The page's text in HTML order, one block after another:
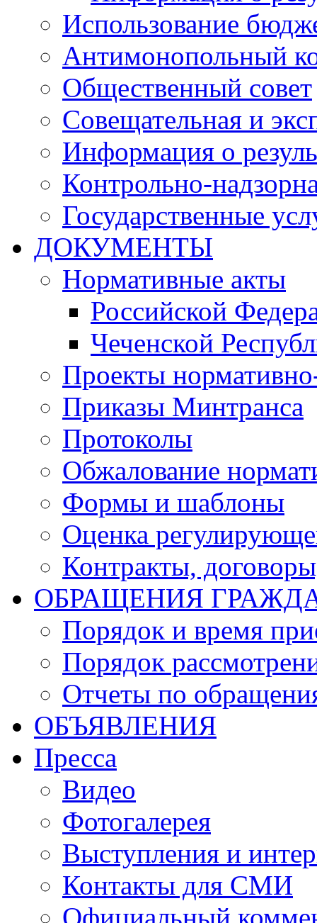
Использование
Антимонопольный
Общественный совет
Совещательная и
Информация о
Контрольно-
Государственные
ДОКУМЕНТЫ
Нормативные акты
Российской
Чеченской
Проекты
Приказы Минтранса
Протоколы
Обжалование
Формы и шаблоны
Оценка
Контракты,
ОБРАЩЕНИЯ
Порядок и время
Порядок
Отчеты по
ОБЪЯВЛЕНИЯ
Пресса
Видео
Фотогалерея
Выступления и
Контакты для СМИ
Официальный